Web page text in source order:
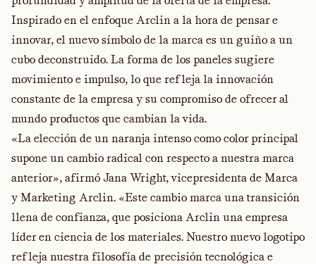
Inspirado en el enfoque Arclin a la hora de pensar e
innovar, el nuevo símbolo de la marca es un guiño a un
cubo deconstruido. La forma de los paneles sugiere
movimiento e impulso, lo que refleja la innovación
constante de la empresa y su compromiso de ofrecer al
mundo productos que cambian la vida.
«La elección de un naranja intenso como color principal
supone un cambio radical con respecto a nuestra marca
anterior», afirmó Jana Wright, vicepresidenta de Marca
y Marketing Arclin. «Este cambio marca una transición
llena de confianza, que posiciona Arclin una empresa
líder en ciencia de los materiales. Nuestro nuevo logotipo
refleja nuestra filosofía de precisión tecnológica e